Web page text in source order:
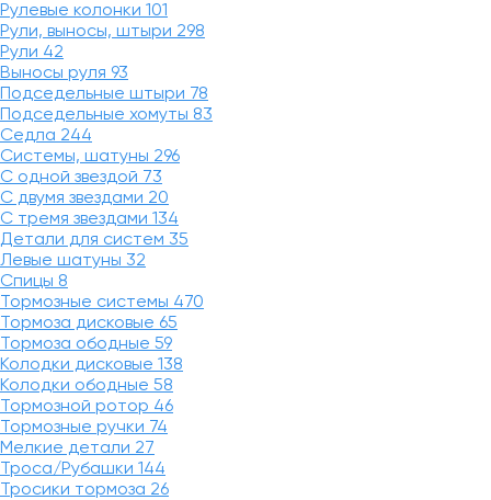
Рулевые колонки 101
Рули, выносы, штыри 298
Рули 42
Выносы руля 93
Подседельные штыри 78
Подседельные хомуты 83
Седла 244
Системы, шатуны 296
С одной звездой 73
С двумя звездами 20
С тремя звездами 134
Детали для систем 35
Левые шатуны 32
Спицы 8
Тормозные системы 470
Тормоза дисковые 65
Тормоза ободные 59
Колодки дисковые 138
Колодки ободные 58
Тормозной ротор 46
Тормозные ручки 74
Мелкие детали 27
Троса/Рубашки 144
Тросики тормоза 26